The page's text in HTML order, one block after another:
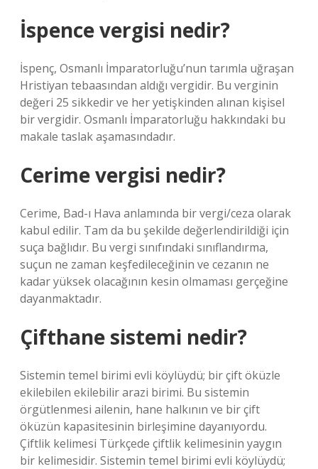
İspence vergisi nedir?
İspenç, Osmanlı İmparatorluğu’nun tarımla uğraşan
Hristiyan tebaasından aldığı vergidir. Bu verginin
değeri 25 sikkedir ve her yetişkinden alınan kişisel
bir vergidir. Osmanlı İmparatorluğu hakkındaki bu
makale taslak aşamasındadır.
Cerime vergisi nedir?
Cerime, Bad-ı Hava anlamında bir vergi/ceza olarak
kabul edilir. Tam da bu şekilde değerlendirildiği için
suça bağlıdır. Bu vergi sınıfındaki sınıflandırma,
suçun ne zaman keşfedileceğinin ve cezanın ne
kadar yüksek olacağının kesin olmaması gerçeğine
dayanmaktadır.
Çifthane sistemi nedir?
Sistemin temel birimi evli köylüydü; bir çift öküzle
ekilebilen ekilebilir arazi birimi. Bu sistemin
örgütlenmesi ailenin, hane halkının ve bir çift
öküzün kapasitesinin birleşimine dayanıyordu.
Çiftlik kelimesi Türkçede çiftlik kelimesinin yaygın
bir kelimesidir. Sistemin temel birimi evli köylüydü;